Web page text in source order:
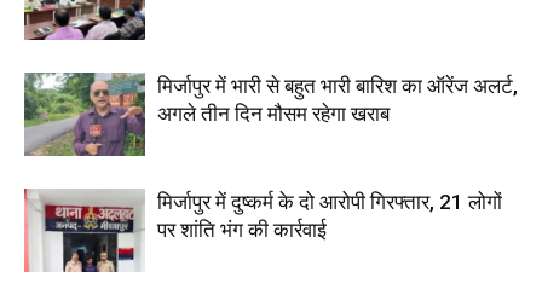
मिर्जापुर में भारी से बहुत भारी बारिश का ऑरेंज अलर्ट,
अगले तीन दिन मौसम रहेगा खराब
मिर्जापुर में दुष्कर्म के दो आरोपी गिरफ्तार, 21 लोगों
पर शांति भंग की कार्रवाई